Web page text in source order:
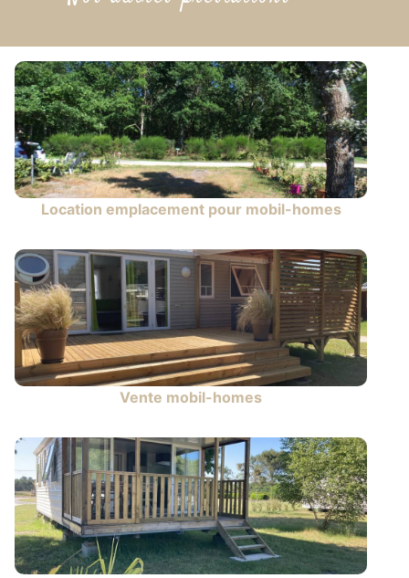
Location emplacement pour mobil-homes
Vente mobil-homes